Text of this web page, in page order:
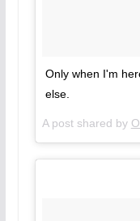
Only when I'm
else.
A post shared by